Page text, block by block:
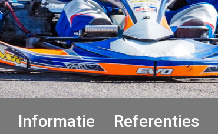
Informatie Referenties